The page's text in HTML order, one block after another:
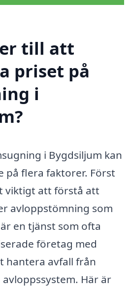
till att
priset på
i
i Bygdsiljum kan
på flera faktorer. Först
viktigt att förstå att
avloppstömning som
en tjänst som ofta
företag med
hantera avfall från
Här är